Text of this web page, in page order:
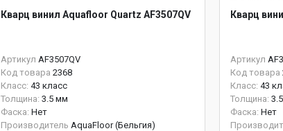
Кварц винил Aquafloor Quartz AF3507QV
Артикул AF3507QV
Код товара 2368
Класс: 43 класс
Толщина: 3.5 мм
Фаска: Нет
Производитель AquaFloor (Бельгия)
Кварц
Артикул
Код товара
Класс: 43
Толщина:
Фаска: Нет